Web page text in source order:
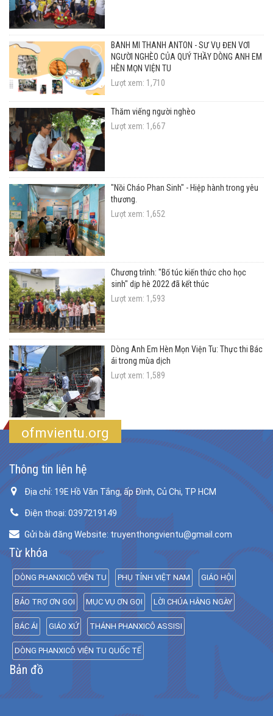
BÁNH MÌ THÁNH ANTÔN - SỨ VỤ ĐẾN VỚI
NGƯỜI NGHÈO CỦA QUÝ THẦY DÒNG ANH EM
HÈN MỌN VIỆN TU
Lượt xem: 1,710
Thăm viếng người nghèo
Lượt xem: 1,667
"Nồi Cháo Phan Sinh" - Hiệp hành trong yêu
thương.
Lượt xem: 1,652
Chương trình: "Bổ túc kiến thức cho học
sinh" dịp hè 2022 đã kết thúc
Lượt xem: 1,593
Dòng Anh Em Hèn Mọn Viện Tu: Thực thi Bác
ái trong mùa dịch
Lượt xem: 1,589
ofmvientu.org
Thông tin liên hệ
Địa chỉ: 19E Hồ Văn Tắng, ấp Đình, Củ Chi, TP HCM
Điện thoại: 0397219149
Gửi bài đăng Website: truyenthongvientu@gmail.com
Từ khóa
DÒNG PHANXICÔ VIỆN TU PHỤ TỈNH VIỆT NAM GIÁO HỘI
BẢO TRỢ ƠN GỌI MỤC VỤ ƠN GỌI LỜI CHÚA HẰNG NGÀY
BÁC ÁI GIÁO XỨ THÁNH PHANXICÔ ASSISI
DÒNG PHANXICÔ VIỆN TU QUỐC TẾ
Bản đồ